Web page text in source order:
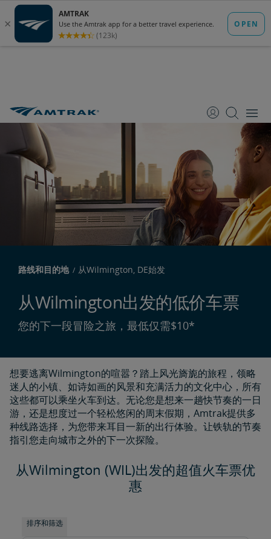
至
至
至
路线和目的地 从Wilmington, DE始发
从Wilmington出发的低价车票
您的下一段冒险之旅，最低仅需$10*
想要逃离Wilmington的喧嚣？踏上风光旖旎的旅程，领略
迷人的小镇、如诗如画的风景和充满活力的文化中心，所有
这些都可以乘坐火车到达。无论您是想来一趟快节奏的一日
游，还是想度过一个轻松悠闲的周末假期，Amtrak提供多
种线路选择，为您带来耳目一新的出行体验。让铁轨的节奏
指引您走向城市之外的下一次探险。
从Wilmington (WIL)出发的超值火车票优
惠
排序和筛选